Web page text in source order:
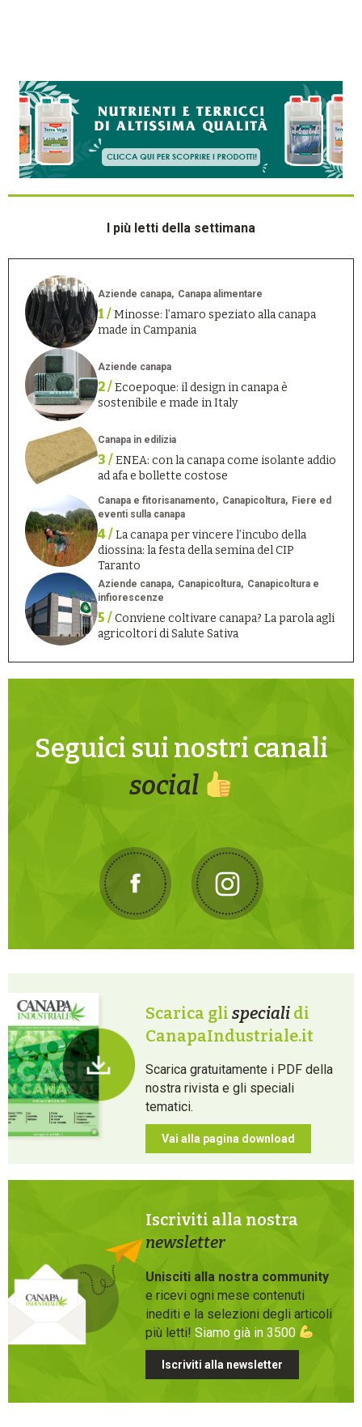
I più letti della settimana
Aziende canapa Canapa alimentare
1 /Minosse: l’amaro speziato alla canapa
made in Campania
Aziende canapa
2 /Ecoepoque: il design in canapa è
sostenibile e made in Italy
Canapa in edilizia
3 /ENEA: con la canapa come isolante addio
ad afa e bollette costose
Canapa e fitorisanamento Canapicoltura
Fiere ed
eventi sulla canapa
4 /La canapa per vincere l’incubo della
diossina: la festa della semina del CIP
Taranto
Aziende canapa Canapicoltura
Canapicoltura e
infiorescenze
5 /Conviene coltivare canapa? La parola agli
agricoltori di Salute Sativa
Seguici sui nostri canali
social
Scarica gli speciali di
CanapaIndustriale.it
Scarica gratuitamente i PDF della
nostra rivista e gli speciali
tematici.
Vai alla pagina download
Iscriviti alla nostra
newsletter
Unisciti alla nostra community
e ricevi ogni mese contenuti
inediti e la selezioni degli articoli
più letti! Siamo già in 3500
Iscriviti alla newsletter